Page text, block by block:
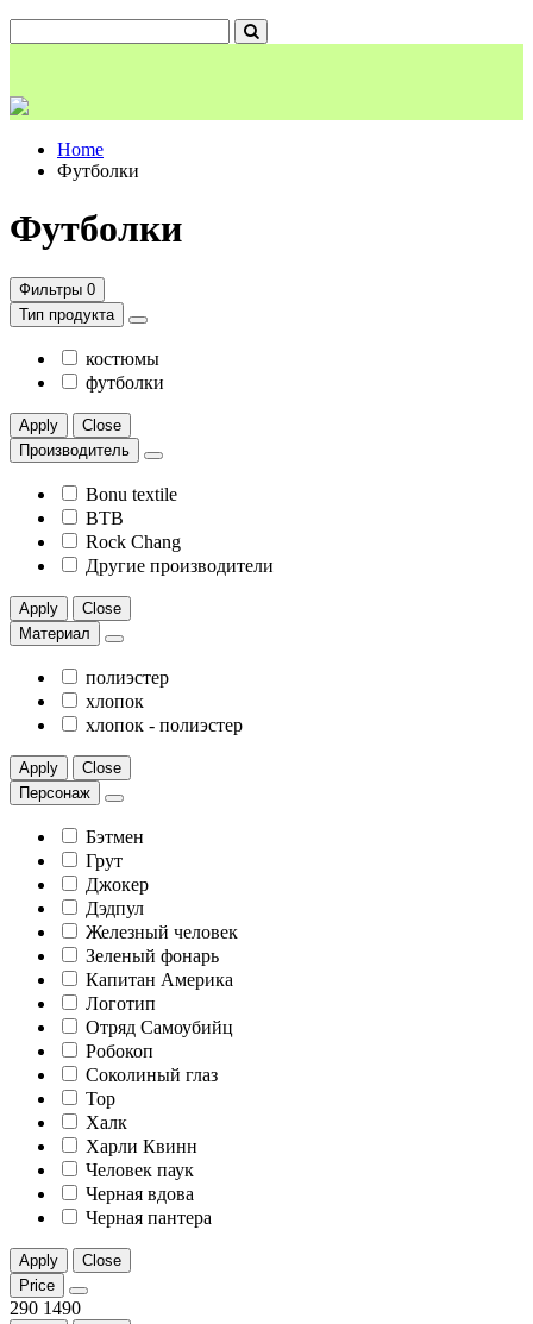
Home
Футболки
Футболки
Фильтры 0
Тип продукта
костюмы
футболки
Apply
Close
Производитель
Bonu textile
BTB
Rock Chang
Другие производители
Apply
Close
Материал
полиэстер
хлопок
хлопок - полиэстер
Apply
Close
Персонаж
Бэтмен
Грут
Джокер
Дэдпул
Железный человек
Зеленый фонарь
Капитан Америка
Логотип
Отряд Самоубийц
Робокоп
Соколиный глаз
Тор
Халк
Харли Квинн
Человек паук
Черная вдова
Черная пантера
Apply
Close
Price
290 1490